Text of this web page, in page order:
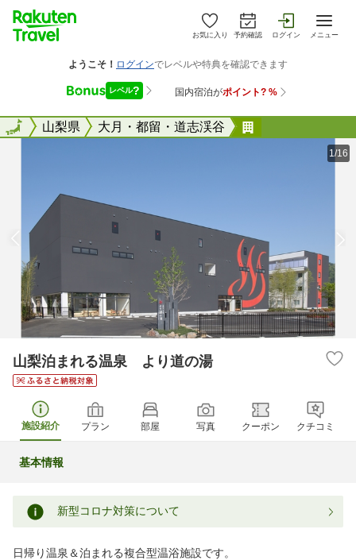
お気に入り 予約確認 ログイン メニュー
全国山梨県 大月・都留・道志渓谷
全国
1/16
山梨泊まれる温泉 より道の湯
施設紹介 プラン 部屋 写真 クーポン クチコミ
基本情報
新型コロナ対策について
日帰り温泉＆泊まれる複合型温浴施設です。